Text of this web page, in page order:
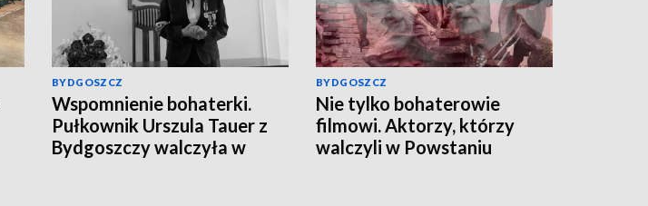
BYDGOSZCZ
Wspomnienie bohaterki.
Pułkownik Urszula Tauer z
Bydgoszczy walczyła w
BYDGOSZCZ
Nie tylko bohaterowie
filmowi. Aktorzy, którzy
walczyli w Powstaniu